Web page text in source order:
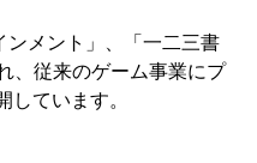
ンメント」、「一二三書
、従来のゲーム事業にプ
しています。